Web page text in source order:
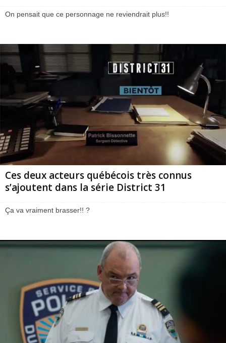
On pensait que ce personnage ne reviendrait plus!!
Ces deux acteurs québécois très connus
s’ajoutent dans la série District 31
Ça va vraiment brasser!! ?